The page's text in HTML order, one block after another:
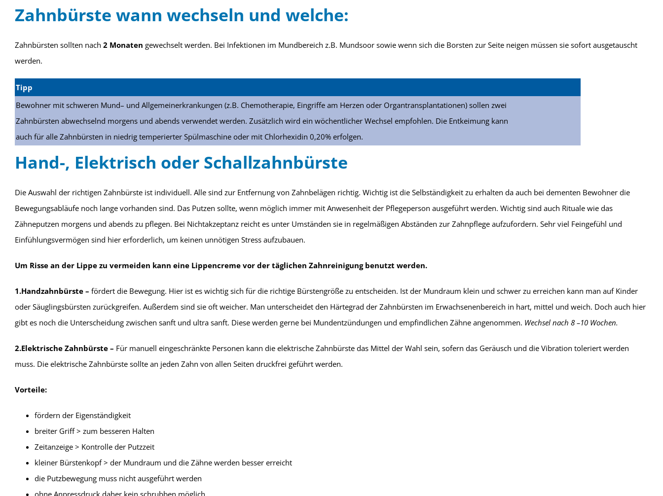
Zahnbürste wann wechseln und welche:
Zahnbürsten sollten nach 2 Monaten gewechselt werden. Bei Infektionen im Mundbereich z.B. Mundsoor sowie wenn sich die Borsten zur Seite neigen müssen sie sofort ausgetauscht
werden.
Tipp
Bewohner mit schweren Mund– und Allgemeinerkrankungen (z.B. Chemotherapie, Eingriffe am Herzen oder Organtransplantationen) sollen zwei
Zahnbürsten abwechselnd morgens und abends verwendet werden. Zusätzlich wird ein wöchentlicher Wechsel empfohlen. Die Entkeimung kann
auch für alle Zahnbürsten in niedrig temperierter Spülmaschine oder mit Chlorhexidin 0,20% erfolgen.
Hand-, Elektrisch oder Schallzahnbürste
Die Auswahl der richtigen Zahnbürste ist individuell. Alle sind zur Entfernung von Zahnbelägen richtig. Wichtig ist die Selbständigkeit zu erhalten da auch bei dementen Bewohner die
Bewegungsabläufe noch lange vorhanden sind. Das Putzen sollte, wenn möglich immer mit Anwesenheit der Pflegeperson ausgeführt werden. Wichtig sind auch Rituale wie das
Zähneputzen morgens und abends zu pflegen. Bei Nichtakzeptanz reicht es unter Umständen sie in regelmäßigen Abständen zur Zahnpflege aufzufordern. Sehr viel Feingefühl und
Einfühlungsvermögen sind hier erforderlich, um keinen unnötigen Stress aufzubauen.
Um Risse an der Lippe zu vermeiden kann eine Lippencreme vor der täglichen Zahnreinigung benutzt werden.
1.Handzahnbürste – fördert die Bewegung. Hier ist es wichtig sich für die richtige Bürstengröße zu entscheiden. Ist der Mundraum klein und schwer zu erreichen kann man auf Kinder
oder Säuglingsbürsten zurückgreifen. Außerdem sind sie oft weicher. Man unterscheidet den Härtegrad der Zahnbürsten im Erwachsenenbereich in hart, mittel und weich. Doch auch hier
gibt es noch die Unterscheidung zwischen sanft und ultra sanft. Diese werden gerne bei Mundentzündungen und empfindlichen Zähne angenommen. Wechsel nach 8 –10 Wochen.
2.Elektrische Zahnbürste – Für manuell eingeschränkte Personen kann die elektrische Zahnbürste das Mittel der Wahl sein, sofern das Geräusch und die Vibration toleriert werden
muss. Die elektrische Zahnbürste sollte an jeden Zahn von allen Seiten druckfrei geführt werden.
Vorteile:
fördern der Eigenständigkeit
breiter Griff > zum besseren Halten
Zeitanzeige > Kontrolle der Putzzeit
kleiner Bürstenkopf > der Mundraum und die Zähne werden besser erreicht
die Putzbewegung muss nicht ausgeführt werden
ohne Anpressdruck daher kein schrubben möglich